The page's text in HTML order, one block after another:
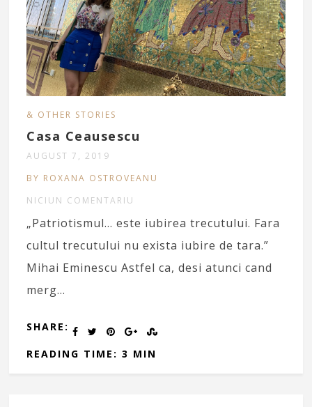
& OTHER STORIES
Casa Ceausescu
AUGUST 7, 2019
BY ROXANA OSTROVEANU
NICIUN COMENTARIU
„Patriotismul… este iubirea trecutului. Fara
cultul trecutului nu exista iubire de tara.”
Mihai Eminescu Astfel ca, desi atunci cand
merg…
SHARE:
READING TIME: 3 MIN